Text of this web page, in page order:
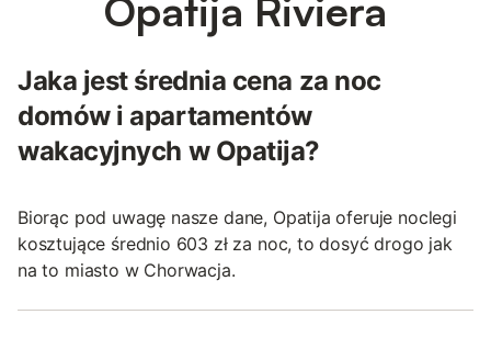
Opatija Riviera
Jaka jest średnia cena za noc
domów i apartamentów
wakacyjnych w Opatija?
Biorąc pod uwagę nasze dane, Opatija oferuje noclegi
kosztujące średnio 603 zł za noc, to dosyć drogo jak
na to miasto w Chorwacja.